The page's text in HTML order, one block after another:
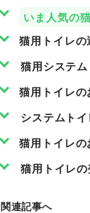
いま人気の
猫用トイレの
猫用システ
猫用トイレの
システムト
猫用トイレの
猫用トイレ
関連記事へ